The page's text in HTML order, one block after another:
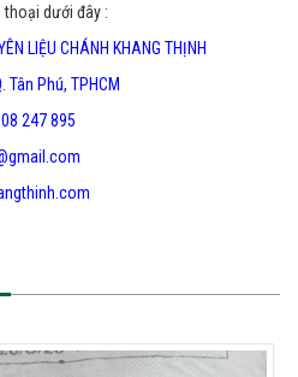
dưới đây :
LIỆU CHÁNH KHANG THỊNH
Tân Phú, TPHCM
247 895